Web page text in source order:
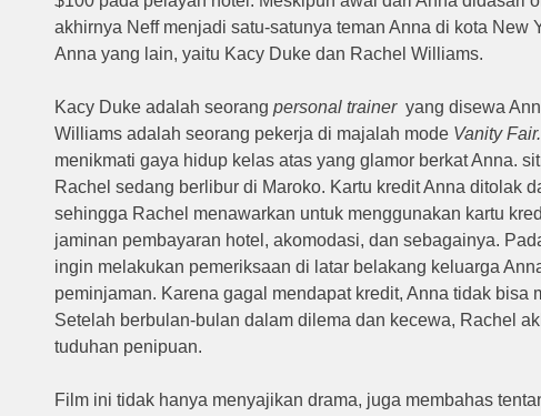
akhirnya Neff menjadi satu-satunya teman Anna di kota New
Anna yang lain, yaitu Kacy Duke dan Rachel Williams.
Kacy Duke adalah seorang personal traineryang disewa
Williams adalah seorang pekerja di majalah mode Vanity Fair.
menikmati gaya hidup kelas atas yang glamor berkat Anna.
Rachel sedang berlibur di Maroko. Kartu kredit Anna ditolak
sehingga Rachel menawarkan untuk menggunakan kartu
jaminan pembayaran hotel, akomodasi, dan sebagainya.
ingin melakukan pemeriksaan di latar belakang keluarga
peminjaman. Karena gagal mendapat kredit, Anna tidak bisa
Setelah berbulan-bulan dalam dilema dan kecewa, Rachel
tuduhan penipuan.
Film ini tidak hanya menyajikan drama, juga membahas